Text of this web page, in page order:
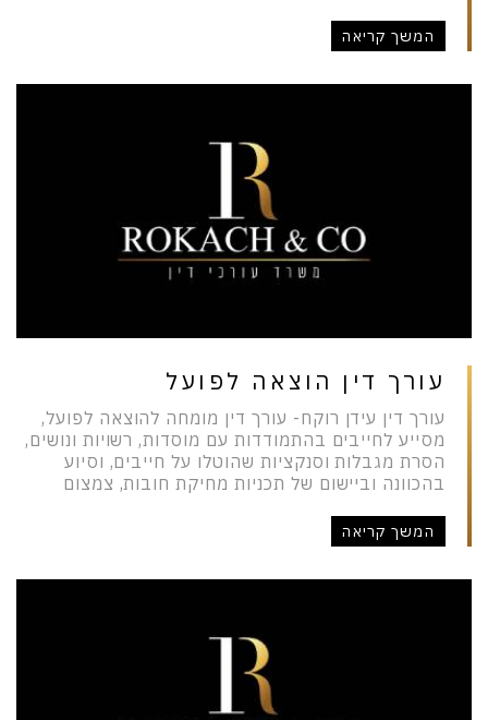
המשך קריאה
עורך דין הוצאה לפועל
עורך דין עידן רוקח- עורך דין מומחה להוצאה לפועל,
מסייע לחייבים בהתמודדות עם מוסדות, רשויות ונושים,
הסרת מגבלות וסנקציות שהוטלו על חייבים, וסיוע
בהכוונה וביישום של תכניות מחיקת חובות, צמצום
המשך קריאה